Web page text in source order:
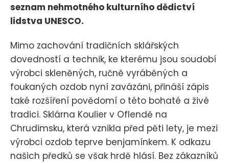
seznam nehmotného kulturního dědictví
lidstva UNESCO.
Mimo zachování tradičních sklářských
dovedností a technik, ke kterému jsou soudobí
výrobci skleněných, ručně vyráběných a
foukaných ozdob nyní zavázáni, přináší zápis
také rozšíření povědomí o této bohaté a živé
tradici. Sklárna Koulier v Oflendě na
Chrudimsku, která vznikla před pěti lety, je mezi
výrobci ozdob teprve benjamínkem. K odkazu
našich předků se však hrdě hlásí. Bez zákazníků